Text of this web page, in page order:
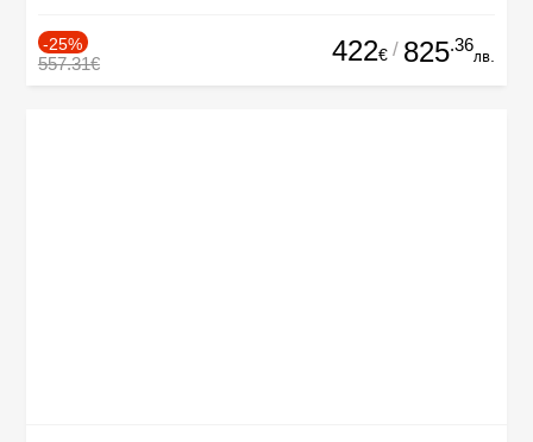
-25%
557.31€ 422€ / 825.36
лв.